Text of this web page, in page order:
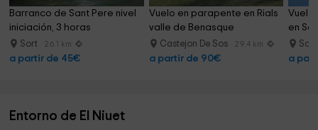
Barranco de Sant Pere nivel
iniciación, 3 horas
Sort 26.1 km
a partir de 45€
Vuelo en parapente en Rials
valle de Benasque
Castejon De Sos 29.4 km
a partir de 90€
Vuelo
en
Sort
a
Entorno de El Niuet